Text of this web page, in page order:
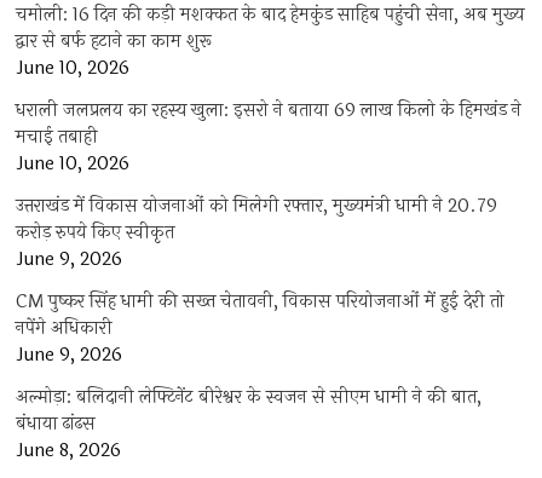
चमोली: 16 दिन की कड़ी मशक्कत के बाद हेमकुंड साहिब पहुंची सेना, अब मुख्य
द्वार से बर्फ हटाने का काम शुरू
June 10, 2026
धराली जलप्रलय का रहस्य खुला: इसरो ने बताया 69 लाख किलो के हिमखंड ने
मचाई तबाही
June 10, 2026
उत्तराखंड में विकास योजनाओं को मिलेगी रफ्तार, मुख्यमंत्री धामी ने 20.79
करोड़ रुपये किए स्वीकृत
June 9, 2026
CM पुष्कर सिंह धामी की सख्त चेतावनी, विकास परियोजनाओं में हुई देरी तो
नपेंगे अधिकारी
June 9, 2026
अल्मोड़ा: बलिदानी लेफ्टिनेंट बीरेश्वर के स्वजन से सीएम धामी ने की बात,
बंधाया ढांढस
June 8, 2026